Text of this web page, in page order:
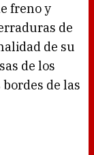
freno y
de
de su
de los
de las